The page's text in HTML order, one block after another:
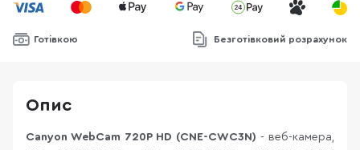
Готівкою Безготівковий розрахунок
Опис
Canyon WebCam 720P HD (CNE-CWC3N)- веб-камера,